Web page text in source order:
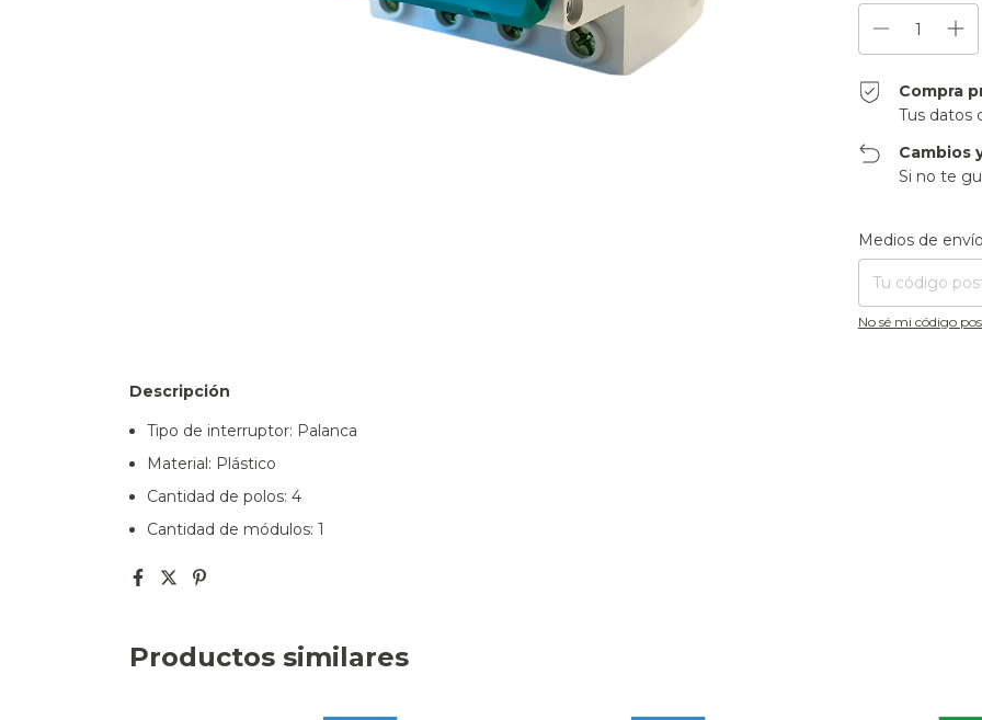
Compra
Tus datos
Cambios
Si no te
Entregas para el CP:
Medios de envío
No sé mi código
Descripción
Tipo de interruptor: Palanca
Material: Plástico
Cantidad de polos: 4
Cantidad de módulos: 1
Productos similares